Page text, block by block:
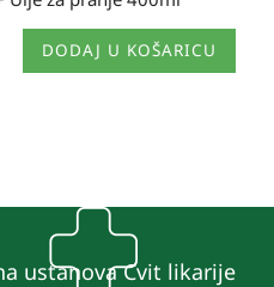
DODAJ U KOŠARICU
ustanova Cvit likarije